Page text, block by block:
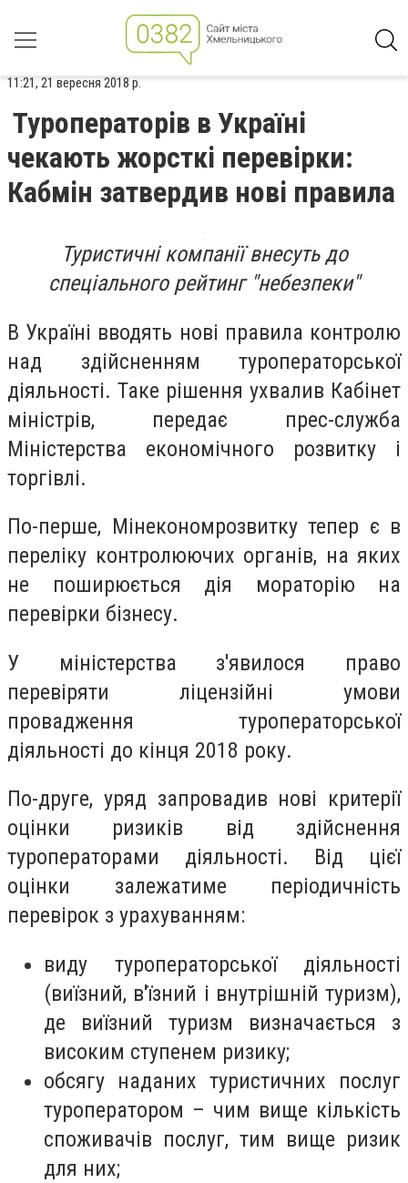
11:21, 21 вересня 2018 р.
Туроператорів в Україні
чекають жорсткі перевірки:
Кабмін затвердив нові правила
Туристичні компанії внесуть до
спеціального рейтинг "небезпеки"
В Україні вводять нові правила контролю
над здійсненням туроператорської
діяльності. Таке рішення ухвалив Кабінет
міністрів, передає прес-служба
Міністерства економічного розвитку і
торгівлі.
По-перше, Мінекономрозвитку тепер є в
переліку контролюючих органів, на яких
не поширюється дія мораторію на
перевірки бізнесу.
У міністерства з'явилося право
перевіряти ліцензійні умови
провадження туроператорської
діяльності до кінця 2018 року.
По-друге, уряд запровадив нові критерії
оцінки ризиків від здійснення
туроператорами діяльності. Від цієї
оцінки залежатиме періодичність
перевірок з урахуванням:
виду туроператорської діяльності
(виїзний, в'їзний і внутрішній туризм),
де виїзний туризм визначається з
високим ступенем ризику;
обсягу наданих туристичних послуг
туроператором – чим вище кількість
споживачів послуг, тим вище ризик
для них;